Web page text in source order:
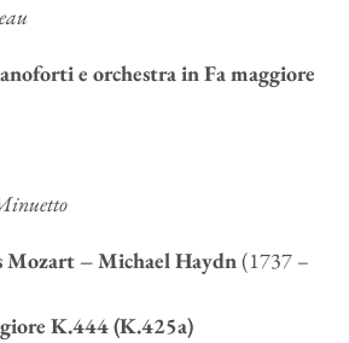
e orchestra in Fa maggiore
Mozart – Michael Haydn(1737 –
K.444 (K.425a)